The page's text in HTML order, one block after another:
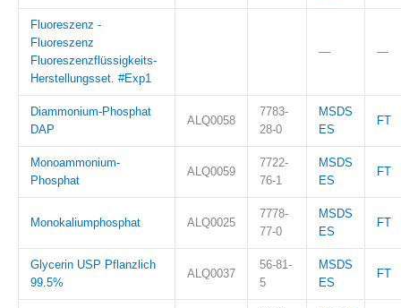
Fluoreszenz -
Fluoreszenz
Fluoreszenzflüssigkeits-
Herstellungsset. #Exp1
— —
Diammonium-Phosphat
DAP
ALQ0058
7783-
28-0
MSDS
ES
FT
Monoammonium-
Phosphat
ALQ0059
7722-
76-1
MSDS
ES
FT
Monokaliumphosphat ALQ0025
7778-
77-0
MSDS
ES
FT
Glycerin USP Pflanzlich
99.5%
ALQ0037
56-81-
5
MSDS
ES
FT